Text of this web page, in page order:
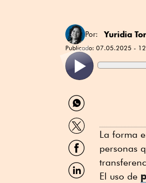
Por: Yuridia
Publicado: 07.05.2025 -
Compartir
por
WhatsApp
Compartir
por
Twitter
Compartir
por
Facebook
Compartir
por
La forma
personas
El uso de